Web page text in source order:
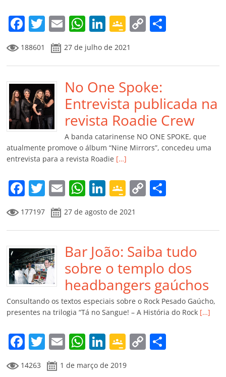
m
F
a
c
e
b
o
o
k
T
w
itt
er
E
m
ai
l
W
h
at
s
A
p
p
Li
n
k
e
dI
n
G
o
o
gl
e
Cl
a
ss
ro
o
m
C
y
Li
n
k
p
til
h
ar
188601 27 de julho de 2021
No One Spoke:
Entrevista publicada na
revista Roadie Crew
A banda catarinense NO ONE SPOKE, que
atualmente promove o álbum “Nine Mirrors”, concedeu uma
entrevista para a revista Roadie […]
F
a
c
e
b
o
o
k
T
w
itt
er
E
m
ai
l
W
at
s
A
p
p
Li
n
k
e
dI
n
G
o
o
gl
e
Cl
a
ss
ro
o
m
C
y
Li
n
k
p
ar
til
h
ar
177197 27 de agosto de 2021
Bar João: Saiba tudo
sobre o templo dos
headbangers gaúchos
Consultando os textos especiais sobre o Rock Pesado Gaúcho,
presentes na trilogia “Tá no Sangue! – A História do Rock […]
F
a
T
w
E
m
W Li
n
G
o
C
14263 1 de março de 2019